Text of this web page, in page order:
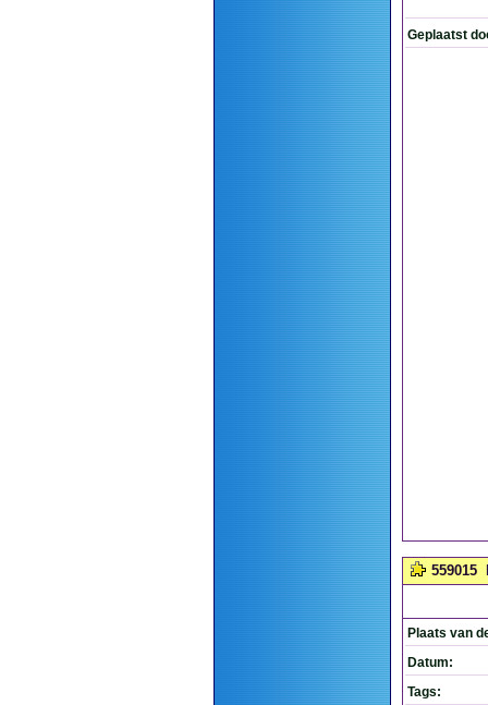
Geplaatst
559015
Plaats van
Datum:
Tags: